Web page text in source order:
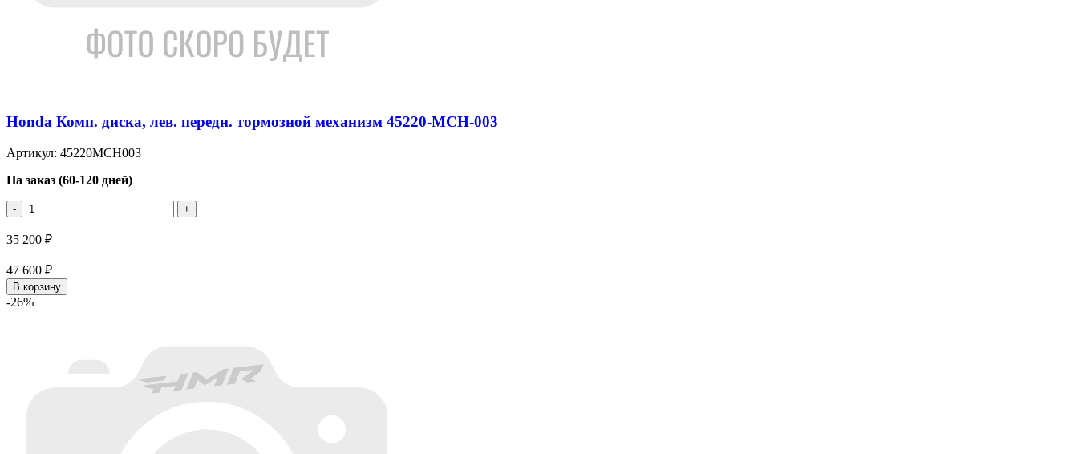
Honda Комп. диска, лев. передн. тормозной механизм 45220-MCH-003
Артикул: 45220MCH003
На заказ (60-120 дней)
- +
35 200 ₽
47 600 ₽
В корзину
-26%